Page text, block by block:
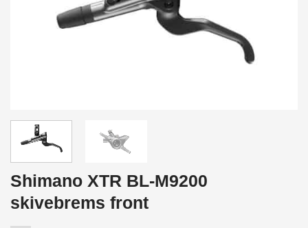
Shimano XTR BL-M9200
skivebrems front